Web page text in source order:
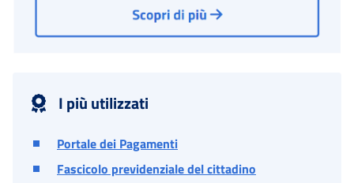
I più utilizzati
Portale dei Pagamenti
Fascicolo previdenziale del cittadino